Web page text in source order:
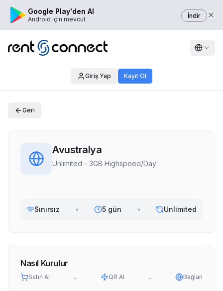
Google Play'den Al
Android için mevcut İndir
Giriş Yap Kayıt Ol
Geri
Avustralya
Unlimited - 3GB Highspeed/Day
Sınırsız • 5 gün • Unlimited
Nasıl Kurulur
Satın Al → QR Al → Bağlan